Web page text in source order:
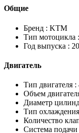
Общие
Бренд : KTM
Тип мотоцикла :
Год выпуска :
Двигатель
Тип двигателя :
Объем
Диаметр
Тип
Количество
Система подачи